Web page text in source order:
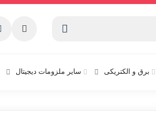
برق و الکتریکی سایر ملزومات دیجیتال